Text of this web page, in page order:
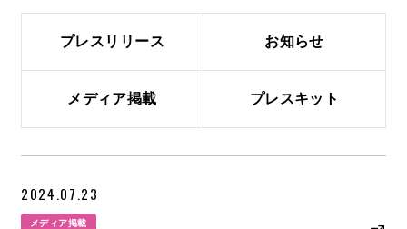
採用情報
IR（投資家情報）
プレスリリース お知らせ
メディア掲載 プレスキット
2024.07.23
メディア掲載